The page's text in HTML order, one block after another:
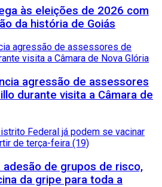
às eleições de 2026 com
da história de Goiás
agressão de assessores
durante visita a Câmara de
adesão de grupos de risco,
da gripe para toda a